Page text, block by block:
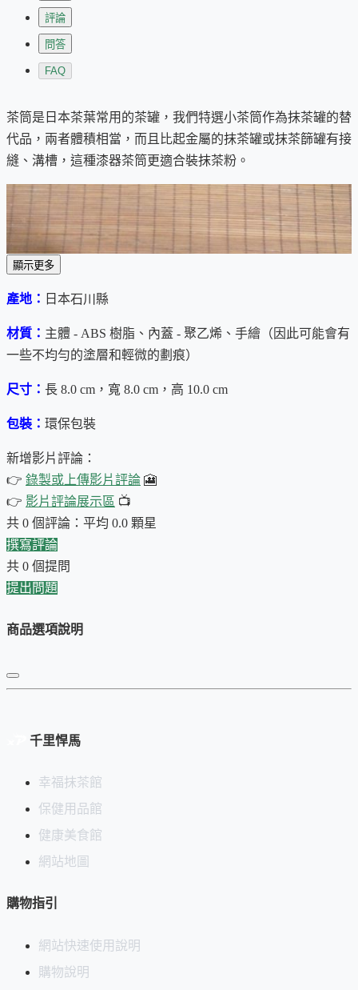
評論
問答
FAQ
茶筒是日本茶葉常用的茶罐，我們特選小茶筒作為抹茶罐的替
代品，兩者體積相當，而且比起金屬的抹茶罐或抹茶篩罐有接
縫、溝槽，這種漆器茶筒更適合裝抹茶粉。
（為了泡茶時方便使用，建議先使用
就不如連鋁箔袋一起放入，保鮮更好）。
蓋內嵌了氣密性很好的內蓋
唯一要注意的是，開啟時動作不要太大，以免突然打破局部真
空吹出抹茶粉。
容易藏汙納垢。而且漆器越是使用，漆皮就越有沈穩的氣味。
石川山中漆器的特色是，採用「加飾挽」技法（用於製作裝飾
圖案的傳統雕刻技術），產生
山中漆器的另一個特色是
（蒔絵）浮凸。
本產品是手繪產品， 因此可能會有一些不均勻的塗層和輕微
使用漆器前，請務必參考「
顯示更多
產地： 日本石川縣
材質： 主體 - ABS 樹脂、內蓋 - 聚乙烯、手繪（因此可能會有
一些不均勻的塗層和輕微的劃痕）
尺寸： 長 8.0 cm，寬 8.0 cm，高 10.0 cm
包裝： 環保包裝
新增影片評論：
👉 錄製或上傳影片評論 🎦
👉 影片評論展示區 📺
共 0 個評論：平均 0.0 顆星
撰寫評論
共 0 個提問
提出問題
商品選項說明
千里悍馬
幸福抹茶館
保健用品館
健康美食館
網站地圖
購物指引
網站快速使用說明
購物說明